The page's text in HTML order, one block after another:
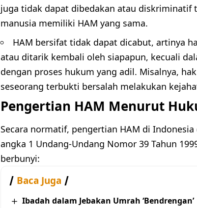
juga tidak dapat dibedakan atau diskriminatif
manusia memiliki HAM yang sama.
HAM bersifat tidak dapat dicabut, artinya
atau ditarik kembali oleh siapapun, kecuali
dengan proses hukum yang adil. Misalnya,
seseorang terbukti bersalah melakukan
Pengertian HAM Menurut
Secara normatif, pengertian HAM di
angka 1 Undang-Undang Nomor 39 Tahun
berbunyi:
Baca Juga
Ibadah dalam Jebakan Umrah ‘Bendrengan’